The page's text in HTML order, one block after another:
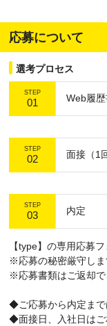
応募について
選考プロセス
STEP
01 Web履
STEP
02 面接（1
STEP
03 内定
【type】の専用応募
※応募の秘密厳守しま
※応募書類はご返却
◆ご応募から内定まで
◆面接日、入社日はご